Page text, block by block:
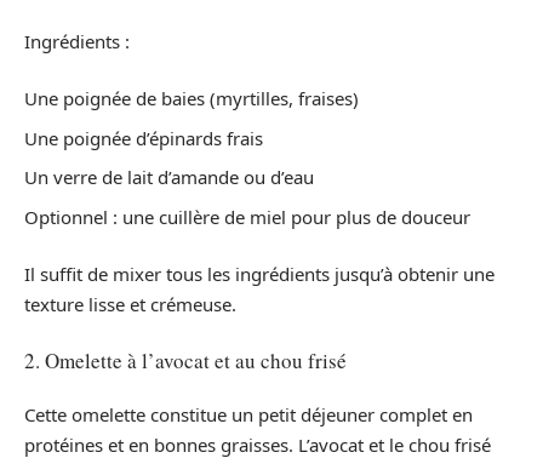
Ingrédients :
Une poignée de baies (myrtilles, fraises)
Une poignée d’épinards frais
Un verre de lait d’amande ou d’eau
Optionnel : une cuillère de miel pour plus de douceur
Il suffit de mixer tous les ingrédients jusqu’à obtenir une
texture lisse et crémeuse.
2. Omelette à l’avocat et au chou frisé
Cette omelette constitue un petit déjeuner complet en
protéines et en bonnes graisses. L’avocat et le chou frisé